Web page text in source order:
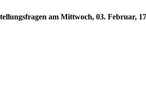
am Mittwoch, 03. Februar,